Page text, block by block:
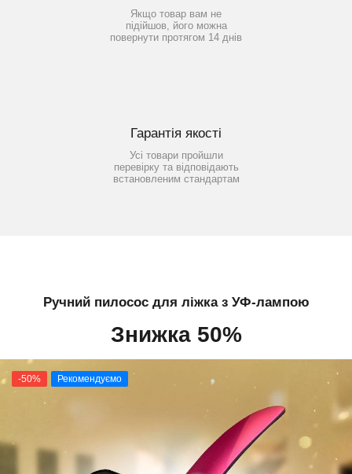
Якщо товар вам не
підійшов, його можна
повернути протягом 14 днів
Гарантія якості
Усі товари пройшли
перевірку та відповідають
встановленим стандартам
Ручний пилосос для ліжка з УФ-лампою
Знижка 50%
-50% Рекомендуємо